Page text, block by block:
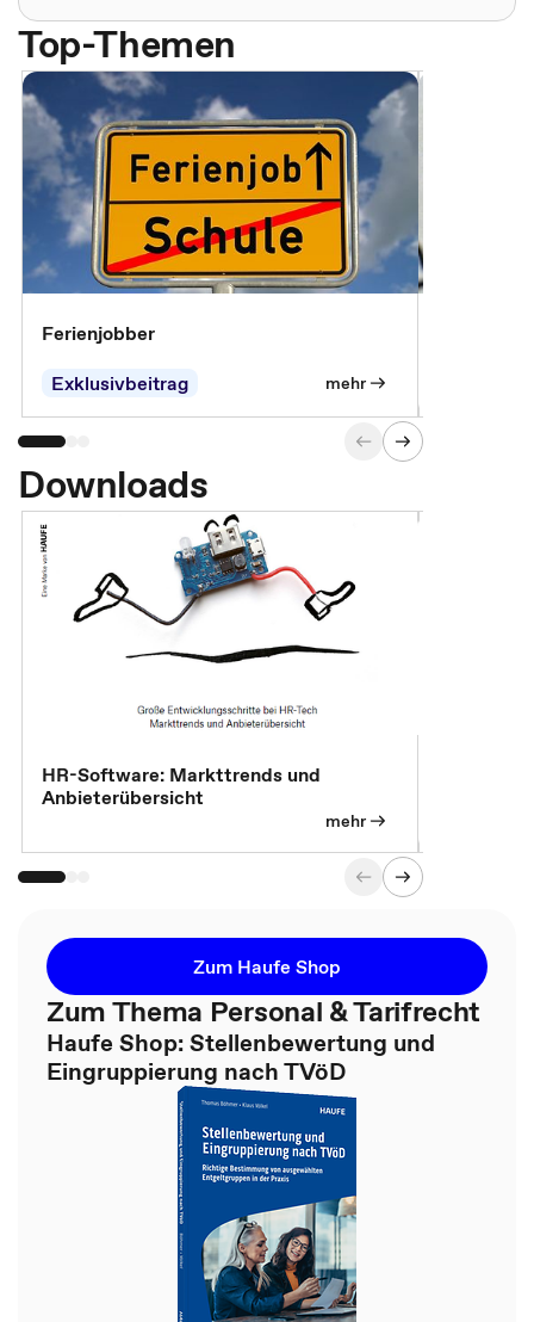
Top-Themen
Ferienjobber
Exklusivbeitrag
mehr
Downloads
HR-Software: Markttrends und
Anbieterübersicht
mehr
Zum Haufe Shop
Zum Thema Personal & Tarifrecht
Haufe Shop: Stellenbewertung und
Eingruppierung nach TVöD